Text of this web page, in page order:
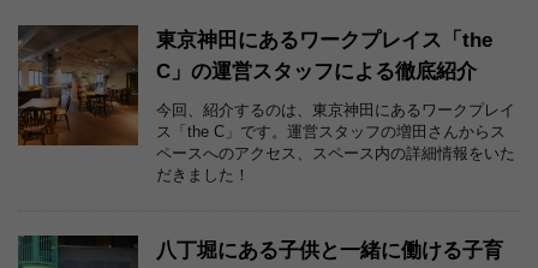
東京神田にあるワークプレイス「the
C」の運営スタッフによる徹底紹介
今回、紹介するのは、東京神田にあるワークプレイ
ス「the C」です。運営スタッフの増田さんからス
ペースへのアクセス、スペース内の詳細情報をいた
だきました！
八丁堀にある子供と一緒に働ける子育